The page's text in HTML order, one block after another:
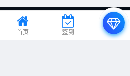
© 2024 EA之家 -
首页 签到